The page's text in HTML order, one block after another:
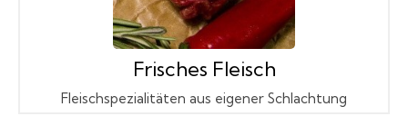
Frisches Fleisch
Fleischspezialitäten aus eigener Schlachtung